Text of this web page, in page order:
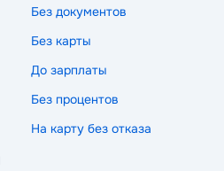
Без документов
Без карты
До зарплаты
Без процентов
На карту без отказа